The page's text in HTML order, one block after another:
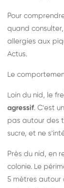
Pour
quand
allergies aux
Actus.
Le
Loin du nid, le
agressif. C'est
pas autour des
sucre, et ne
Près du nid, en
colonie. Le
5 mètres autour